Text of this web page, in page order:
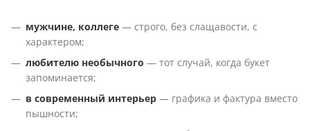
мужчине, коллеге — строго, без слащавости, с
характером;
любителю необычного — тот случай, когда букет
запоминается;
в современный интерьер — графика и фактура вместо
пышности;